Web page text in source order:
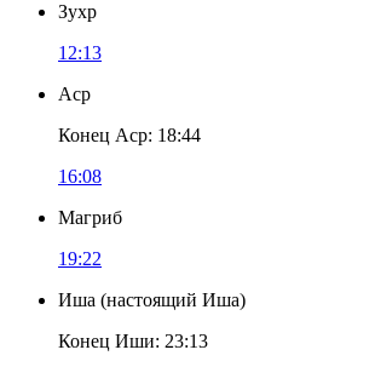
Зухр
12:13
Аср
Конец Аср: 18:44
16:08
Магриб
19:22
Иша (настоящий Иша)
Конец Иши: 23:13